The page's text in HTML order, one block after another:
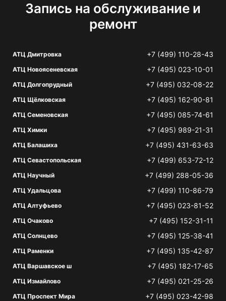
Запись на обслуживание и
ремонт
АТЦ Дмитровка +7 (499) 110-28-43
АТЦ Новоясеневская +7 (495) 023-10-01
АТЦ Долгопрудный +7 (495) 032-08-22
АТЦ Щёлковская +7 (495) 162-90-81
АТЦ Семеновская +7 (495) 085-74-61
АТЦ Химки +7 (495) 989-21-31
АТЦ Балашиха +7 (495) 431-63-63
АТЦ Севастопольская +7 (499) 653-72-12
АТЦ Научный +7 (499) 288-05-36
АТЦ Удальцова +7 (499) 110-86-79
АТЦ Алтуфьево +7 (495) 023-81-52
АТЦ Очаково +7 (495) 152-31-11
АТЦ Солнцево +7 (495) 125-38-41
АТЦ Раменки +7 (495) 135-42-87
АТЦ Варшавское ш +7 (495) 182-17-65
АТЦ Измайлово +7 (495) 021-25-26
АТЦ Проспект Мира +7 (495) 023-42-98